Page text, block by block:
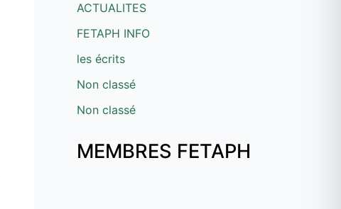
ACTUALITES
FETAPH INFO
les écrits
Non classé
Non classé
MEMBRES FETAPH